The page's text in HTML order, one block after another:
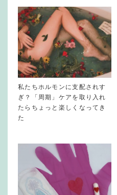
私たちホルモンに支配されす
ぎ？「周期」ケアを取り入れ
たらちょっと楽しくなってき
た